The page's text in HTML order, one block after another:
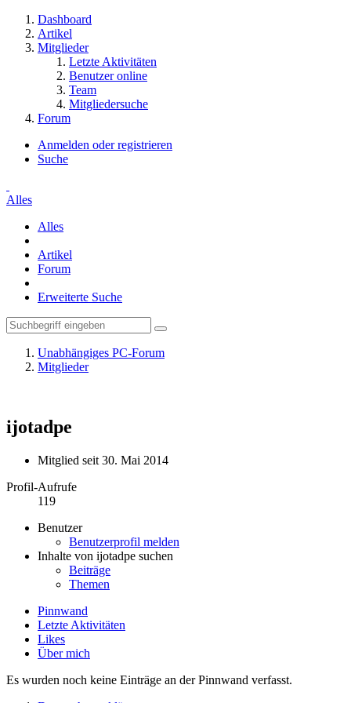
Dashboard
Artikel
Mitglieder
Letzte Aktivitäten
Benutzer online
Team
Mitgliedersuche
Forum
Anmelden oder registrieren
Suche
Alles
Alles
Artikel
Forum
Erweiterte Suche
Unabhängiges PC-Forum
Mitglieder
ijotadpe
Mitglied seit 30. Mai 2014
Profil-Aufrufe
119
Benutzer
Benutzerprofil melden
Inhalte von ijotadpe suchen
Beiträge
Themen
Pinnwand
Letzte Aktivitäten
Likes
Über mich
Es wurden noch keine Einträge an der Pinnwand verfasst.